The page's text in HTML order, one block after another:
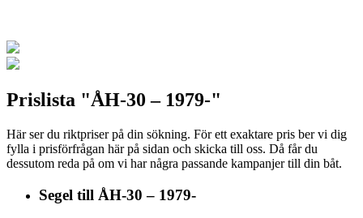
Prislista "ÅH-30 – 1979-"
Här ser du riktpriser på din sökning. För ett exaktare pris ber vi dig
fylla i prisförfrågan här på sidan och skicka till oss. Då får du
dessutom reda på om vi har några passande kampanjer till din båt.
Segel till ÅH-30 – 1979-